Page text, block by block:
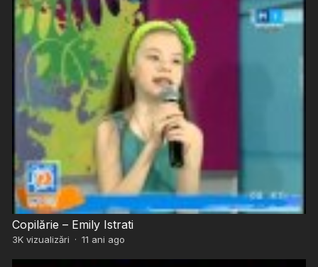
Copilărie – Emily Istrati
3Kvizualizări · 11 ani ago